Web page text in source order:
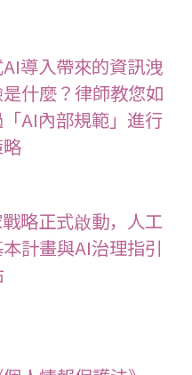
導入帶來的資訊洩
什麼？律師教您如
AI內部規範」進行
略正式啟動，人工
計畫與AI治理指引